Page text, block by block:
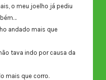
o meu joelho já pediu
andado mais que
tava indo por causa da
mais que corro.